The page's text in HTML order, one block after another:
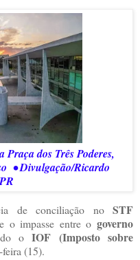
Praça dos Três Poderes,
• Divulgação/Ricardo
de conciliação no STF
o impasse entre o governo
oIOF (Imposto sobre
feira (15).